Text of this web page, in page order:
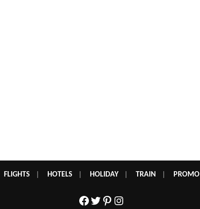
FLIGHTS HOTELS HOLIDAY| TRAIN PROMO
Facebook
Twitter
Pinterest
Instagram